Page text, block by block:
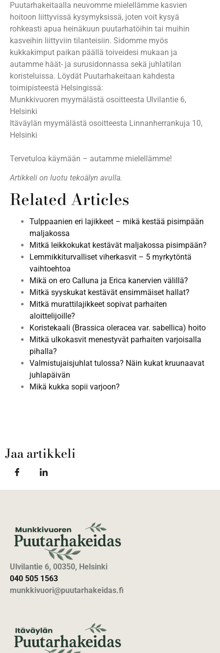
Puutarhakeitaalla neuvomme mielellämme kasvien
hoitoon liittyvissä kysymyksissä, joten voit kysyä
rohkeasti apua heinäkuun puutarhatöihin tai muihin
kasveihin liittyviin tilanteisiin. Sidomme myös
kukkakimput paikan päällä toiveidesi mukaan ja
autamme häät- ja surusidonnassa sekä juhlatilan
koristeluissa. Löydät Puutarhakeitaan kahdesta
toimipisteestä Helsingissä:
Munkkivuoren myymälästä osoitteesta Ulvilantie 6,
Helsinki
Itäväylän myymälästä osoitteesta Linnanherrankuja 10,
Helsinki
Tervetuloa käymään – autamme mielellämme!
Artikkeli on luotu tekoälyn avulla.
Related Articles
Tulppaanien eri lajikkeet – mikä kestää pisimpään
maljakossa
Mitkä leikkokukat kestävät maljakossa pisimpään?
Lemmikkiturvalliset viherkasvit – 5 myrkytöntä
vaihtoehtoa
Mikä on ero Calluna ja Erica kanervien välillä?
Mitkä syyskukat kestävät ensimmäiset hallat?
Mitkä murattilajikkeet sopivat parhaiten
aloittelijoille?
Koristekaali (Brassica oleracea var. sabellica) hoito
Mitkä ulkokasvit menestyvät parhaiten varjoisalla
pihalla?
Valmistujaisjuhlat tulossa? Näin kukat kruunaavat
juhlapäivän
Mikä kukka sopii varjoon?
Jaa artikkeli
Ulvilantie 6, 00350, Helsinki
040 505 1563
munkkivuori@puutarhakeidas.fi